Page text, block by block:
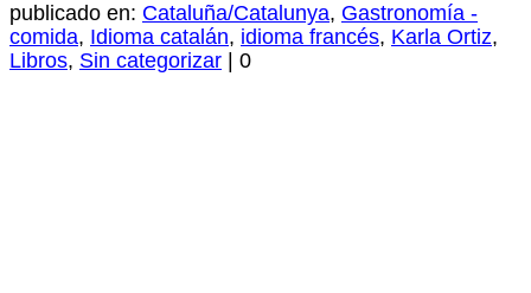
publicado en: Cataluña/Catalunya, Gastronomía -
comida, Idioma catalán, idioma francés, Karla Ortiz,
Libros, Sin categorizar 0